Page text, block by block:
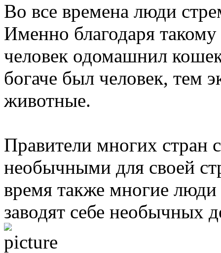
Во все времена люди
Именно благодаря
человек одомашнил
богаче был человек, тем
животные.
Правители многих стран
необычными для своей
время также многие люди
заводят себе